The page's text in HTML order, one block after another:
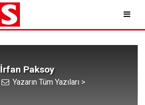
İrfan Paksoy
Yazarın Tüm Yazıları >